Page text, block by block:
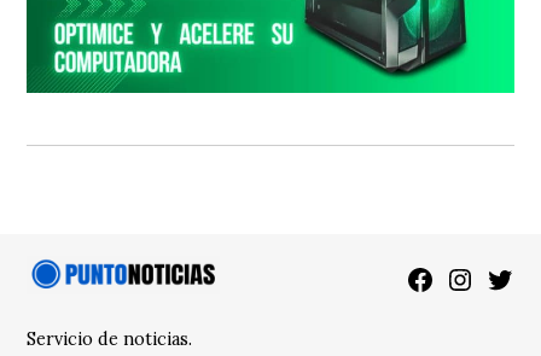
Facebook
Servicio de noticias.